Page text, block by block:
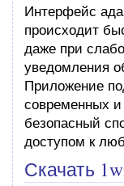
Интерфейс
происходит
даже при
уведомления
Приложение
современных
безопасный
доступом к
Скачать